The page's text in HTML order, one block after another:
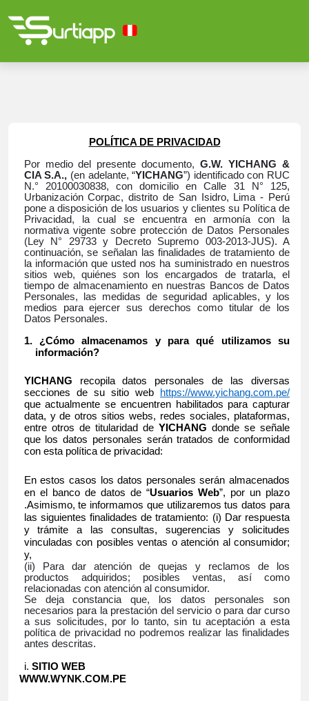
POLÍTICA DE PRIVACIDAD
Por medio del presente documento,G.W. YICHANG &
CIA S.A., (en adelante, “YICHANG”) identificado con RUC
N.° 20100030838, con domicilio en Calle 31 N° 125,
Urbanización Corpac, distrito de San Isidro, Lima- Perú
pone a disposición de los usuarios y clientes su Política de
Privacidad, la cual se encuentra en armonía con la
normativa vigente sobre protección de Datos Personales
(Ley N° 29733 y Decreto Supremo 003-2013-JUS). A
continuación, se señalan las finalidades de tratamiento de
la información que usted nos ha suministrado en nuestros
sitios web, quiénes son los encargados de tratarla, el
tiempo de almacenamiento en nuestras Bancos de Datos
Personales, las medidas de seguridad aplicables, y los
medios para ejercer sus derechos como titular de los
Datos Personales.
¿Cómo almacenamos y para qué utilizamos su
información?
YICHANG recopila datos personales de las diversas
secciones de su sitio web
https://www.yichang.com.pe/
que actualmente se encuentren habilitados para capturar
data, y de otros sitios webs, redes sociales, plataformas,
entre otros de titularidad de YICHANG donde se señale
que los datos personales serán tratados de conformidad
con esta política de privacidad:
En estos casos los datos personales serán almacenados
en el banco de datos de “Usuarios Web”, por un plazo
.Asimismo, te informamos que utilizaremos tus datos para
las siguientes finalidades de tratamiento: (i) Dar respuesta
y trámite a las consultas, sugerencias y solicitudes
vinculadas con posibles ventas o atención al consumidor;
y,
(ii) Para dar atención de quejas y reclamos de los
productos adquiridos; posibles ventas, así como
relacionadas con atención al consumidor.
Se deja constancia que, los datos personales son
necesarios para la prestación del servicio o para dar curso
a sus solicitudes, por lo tanto, sin tu aceptación a esta
política de privacidad no podremos realizar las finalidades
antes descritas.
SITIO WEB
WWW.WYNK.COM.PE